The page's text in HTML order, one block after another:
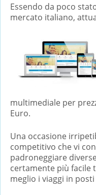
Essendo da poco
mercato italiano,
multimediale per
Euro.
Una occasione
competitivo che vi
padroneggiare
certamente più facile
meglio i viaggi in